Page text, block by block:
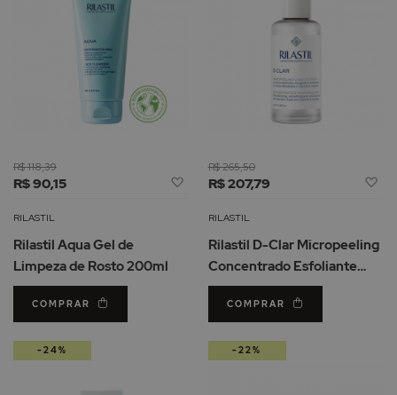
R$ 90,15
R$ 118,39
Adicionar
Lista
Desejos
RILASTIL
Rilastil Aqua Gel de
Limpeza de Rosto 200ml
COMPRAR
R$ 207,79
R$ 265,50
RILASTIL
Rilastil D-Clar Micropeeling
Concentrado Esfoliante
100ml
COMPRAR
-24% -22%